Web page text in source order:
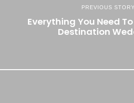
PREVIOUS STORY
Everything You Need
Destination